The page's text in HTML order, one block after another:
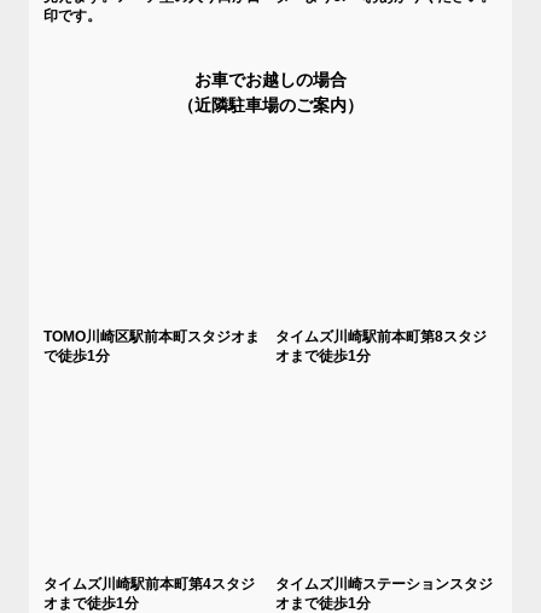
印です。
お車でお越しの場合
（近隣駐車場のご案内）
TOMO川崎区駅前本町スタジオま
で徒歩1分
タイムズ川崎駅前本町第8スタジ
オまで徒歩1分
タイムズ川崎駅前本町第4スタジ
オまで徒歩1分
タイムズ川崎ステーションスタジ
オまで徒歩1分